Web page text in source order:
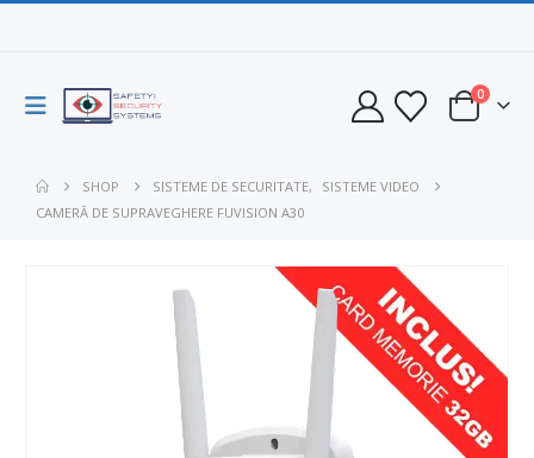
0
SHOP SISTEME DE SECURITATE,
SISTEME VIDEO
CAMERĂ DE SUPRAVEGHERE FUVISION A30